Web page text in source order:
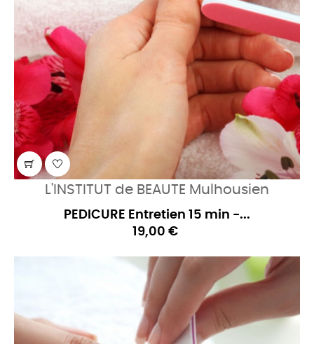
L'INSTITUT de BEAUTE Mulhousien
PEDICURE Entretien 15 min -...
19,00 €